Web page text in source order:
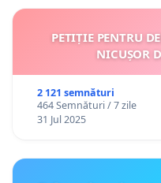
PETIȚIE PENTRU
NICUȘOR
2 121 semnături
464 Semnături / 7 zile
31 Jul 2025